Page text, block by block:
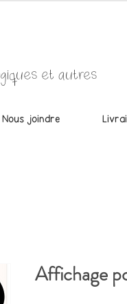
et autres
Nous joindre
Affichage